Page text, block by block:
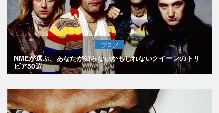
ブログ
NMEが選ぶ、あなたが知らないかもしれないクイーンのトリ
ビア50選